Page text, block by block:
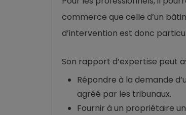
commerce que celle d’un
d’intervention est donc
Son rapport d’expertise peut
Répondre à la demande
agréé par les tribunaux.
Fournir à un propriétaire